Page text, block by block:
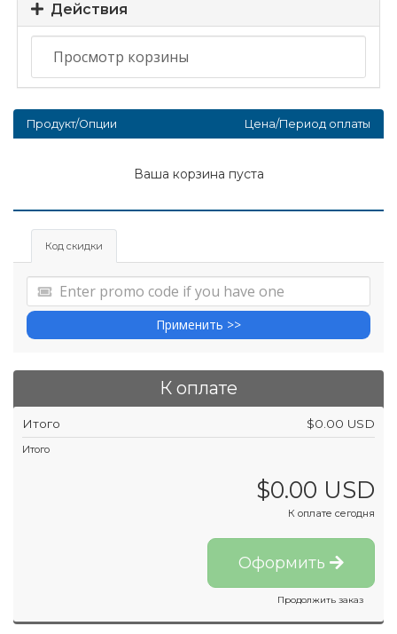
Действия
Продукт/Опции Цена/Период оплаты
Ваша корзина пуста
Код скидки
Применить >>
К оплате
Итого $0.00 USD
Итого
$0.00 USD
К оплате сегодня
Оформить
Продолжить заказ